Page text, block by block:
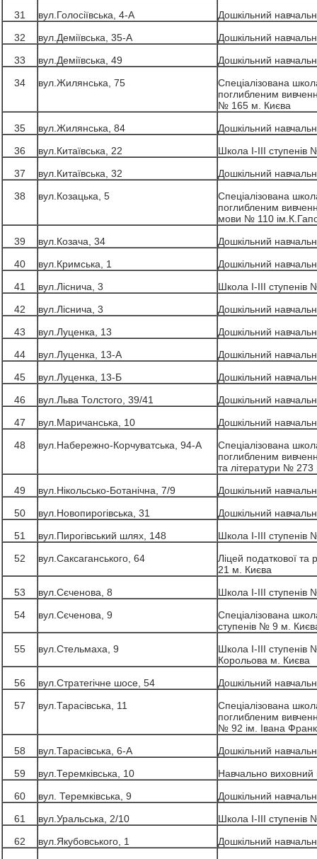
31
вул.Голосіївська, 4-А
Дошкільний
32
вул.Деміївська, 35-А
Дошкільний
33
вул.Деміївська, 49
Дошкільний
34
вул.Жилянська, 75
Спеціалізована школа
поглибленим
№ 165 м. Києва
35
вул.Жилянська, 84
Дошкільний
36
вул.Китаївська, 22
Школа І-ІІІ
37
вул.Китаївська, 32
Дошкільний
38
вул.Козацька, 5
Спеціалізована школа
поглибленим
мови № 110
39
вул.Козача, 34
Дошкільний
40
вул.Кримська, 1
Дошкільний
41
вул.Ліснича, 3
Школа І-ІІІ
42
вул.Ліснича, 3
Дошкільний
43
вул.Луценка, 13
Дошкільний
44
вул.Луценка, 13-А
Дошкільний
45
вул.Луценка, 13-Б
Дошкільний
46
вул.Льва Толстого, 39/41
Дошкільний
47
вул.Маричанська, 10
Дошкільний
48
вул.Набережно-Корчуватська, 94-А
Спеціалізована школа
поглибленим
та літератури № 273
49
вул.Нікольсько-Ботанічна, 7/9
Дошкільний
50
вул.Новопирогівська, 31
Дошкільний
51
вул.Пирогівський шлях, 148
Школа І-ІІІ
52
вул.Саксаганського, 64
Ліцей податкової
21 м. Києва
53
вул.Сєченова, 8
Школа І-ІІІ
54
вул.Сєченова, 9
Спеціалізована
ступенів № 9 м.
55
вул.Стельмаха, 9
Школа І-ІІІ
Корольова м. Києва
56
вул.Стратегічне шосе, 54
Дошкільний
57
вул.Тарасівська, 11
Спеціалізована школа
поглибленим
№ 92 ім. Івана
58
вул.Тарасівська, 6-А
Дошкільний
59
вул.Теремківська, 10
Навчально
60
вул. Теремківська, 9
Дошкільний
61
вул.Уральська, 2/10
Школа І-ІІІ
62
вул.Якубовського, 1
Дошкільний